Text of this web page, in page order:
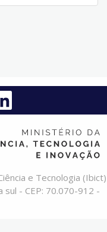
e Tecnologia (Ibict)
sul - CEP: 70.070-912 -